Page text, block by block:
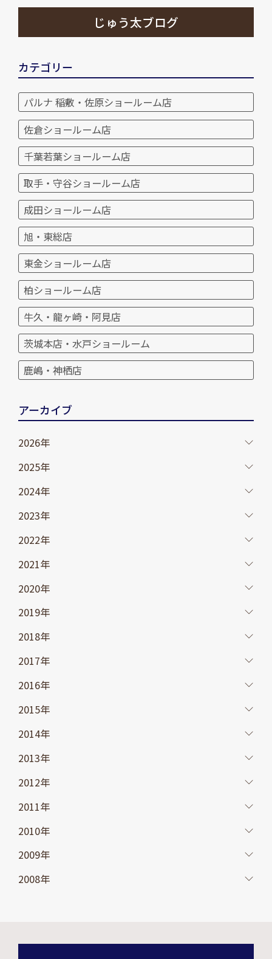
じゅう太ブログ
カテゴリー
パルナ 稲敷・佐原ショールーム店
佐倉ショールーム店
千葉若葉ショールーム店
取手・守谷ショールーム店
成田ショールーム店
旭・東総店
東金ショールーム店
柏ショールーム店
牛久・龍ヶ崎・阿見店
茨城本店・水戸ショールーム
鹿嶋・神栖店
アーカイブ
2026年
2025年
2024年
2023年
2022年
2021年
2020年
2019年
2018年
2017年
2016年
2015年
2014年
2013年
2012年
2011年
2010年
2009年
2008年